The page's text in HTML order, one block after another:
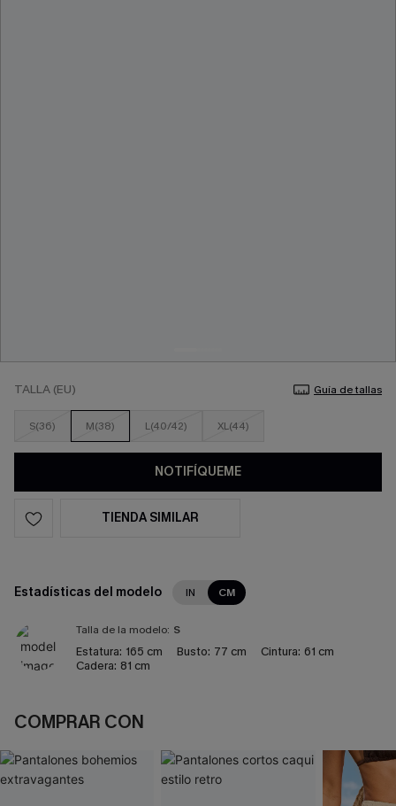
TALLA (EU) Guía de tallas
S(36) M(38) L(40/42) XL(44)
NOTIFÍQUEME
TIENDA SIMILAR
Estadísticas del modelo IN CM
Talla de la modelo: S
Estatura: 165 cm Busto: 77 cm Cintura: 61 cm
Cadera: 81 cm
COMPRAR CON